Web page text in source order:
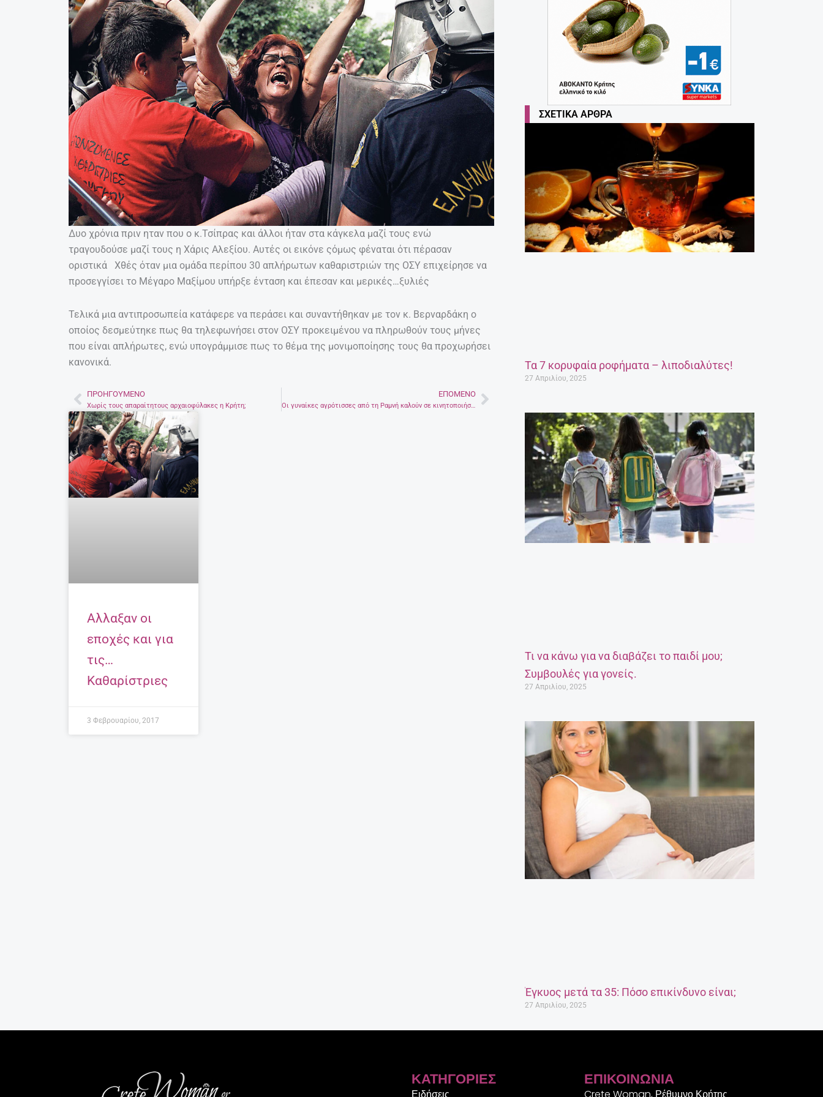
Δυο χρόνια πριν ηταν που ο κ.Τσίπρας και άλλοι ήταν στα κάγκελα μαζί τους ενώ
τραγουδούσε μαζί τους η Χάρις Αλεξίου. Αυτές οι εικόνε ςόμως φέναται ότι πέρασαν
οριστικά Χθές όταν μια ομάδα περίπου 30 απλήρωτων καθαριστριών της ΟΣΥ επιχείρησε να
προσεγγίσει το Μέγαρο Μαξίμου υπήρξε ένταση και έπεσαν και μερικές…ξυλιές
Τελικά μια αντιπροσωπεία κατάφερε να περάσει και συναντήθηκαν με τον κ. Βερναρδάκη ο
οποίος δεσμεύτηκε πως θα τηλεφωνήσει στον ΟΣΥ προκειμένου να πληρωθούν τους μήνες
που είναι απλήρωτες, ενώ υπογράμμισε πως το θέμα της μονιμοποίησης τους θα προχωρήσει
κανονικά.
Prev
ΠΡΟΗΓΟΎΜΕΝΟ
Χωρίς τους απαραίτητους αρχαιοφύλακες η Κρήτη;
ΕΠΌΜΕΝΟ
Οι γυναίκες αγρότισσες από τη Ραμνή καλούν σε κινητοποιήσεις.Next
Αλλαξαν οι
εποχές και για
τις…
Καθαρίστριες
3 Φεβρουαρίου, 2017
ΣΧΕΤΙΚΆ ΆΡΘΡΑ
Τα 7 κορυφαία ροφήματα – λιποδιαλύτες!
27 Απριλίου, 2025
Τι να κάνω για να διαβάζει το παιδί μου;
Συμβουλές για γονείς.
27 Απριλίου, 2025
Έγκυος μετά τα 35: Πόσο επικίνδυνο είναι;
27 Απριλίου, 2025
ΚΑΤΗΓΟΡΊΕΣ ΕΠΙΚΟΙΝΩΝΊΑ